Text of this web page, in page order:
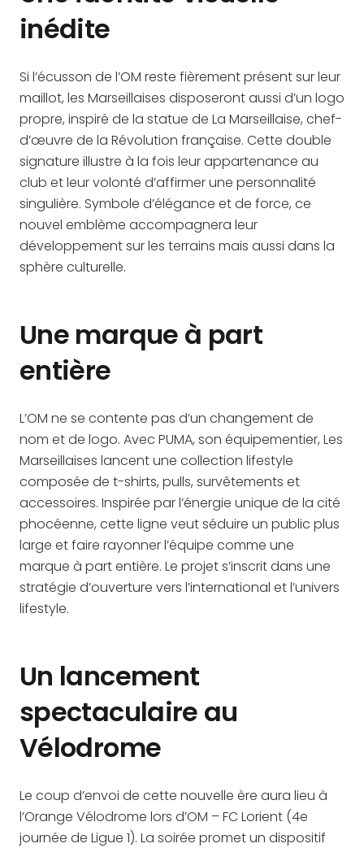
inédite
Si l’écusson de l’OM reste fièrement présent sur leur
maillot, les Marseillaises disposeront aussi d’un logo
propre, inspiré de la statue de La Marseillaise, chef-
d’œuvre de la Révolution française. Cette double
signature illustre à la fois leur appartenance au
club et leur volonté d’affirmer une personnalité
singulière. Symbole d’élégance et de force, ce
nouvel emblème accompagnera leur
développement sur les terrains mais aussi dans la
sphère culturelle.
Une marque à part
entière
L’OM ne se contente pas d’un changement de
nom et de logo. Avec PUMA, son équipementier, Les
Marseillaises lancent une collection lifestyle
composée de t-shirts, pulls, survêtements et
accessoires. Inspirée par l’énergie unique de la cité
phocéenne, cette ligne veut séduire un public plus
large et faire rayonner l’équipe comme une
marque à part entière. Le projet s’inscrit dans une
stratégie d’ouverture vers l’international et l’univers
lifestyle.
Un lancement
spectaculaire au
Vélodrome
Le coup d’envoi de cette nouvelle ère aura lieu à
l’Orange Vélodrome lors d’OM – FC Lorient (4e
journée de Ligue 1). La soirée promet un dispositif